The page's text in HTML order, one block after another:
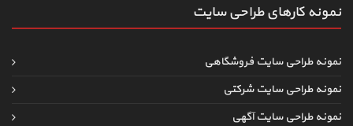
نمونه کارهای طراحی سایت
نمونه طراحی سایت فروشگاهی
نمونه طراحی سایت شرکتی
نمونه طراحی سایت آگهی